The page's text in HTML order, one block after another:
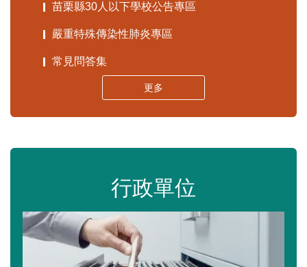
苗栗縣30人以下學校公告專區
嚴重特殊傳染性肺炎專區
常見問答集
更多
行政單位